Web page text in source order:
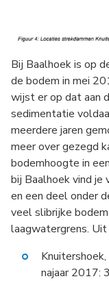
Bij Baalhoek is op
de bodem in mei
wijst er op dat aan
sedimentatie
meerdere jaren
meer over gezegd
bodemhoogte in
bij Baalhoek vind je
en een deel onder
veel slibrijke
laagwatergrens.
najaar 2017: